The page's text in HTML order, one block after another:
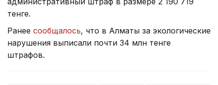
тенге.
Ранее сообщалось, что в Алматы за экологические
нарушения выписали почти 34 млн тенге
штрафов.